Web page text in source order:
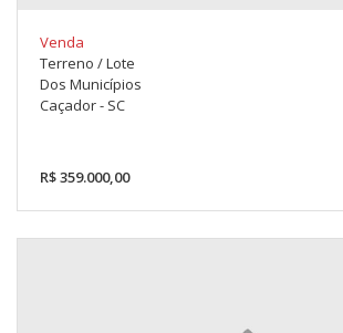
Venda
Terreno / Lote
Dos Municípios
Caçador - SC
R$ 359.000,00